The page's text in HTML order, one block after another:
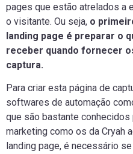
pages que estão atrelados a
o visitante. Ou seja, o
landing page é preparar o
receber quando fornecer
captura.
Para criar esta página de
softwares de automação
que são bastante
marketing como os da Cryah
landing page, é necessário